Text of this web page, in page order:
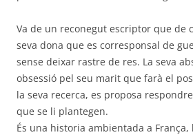
Va de un reconegut escriptor que de
seva dona que es corresponsal de
sense deixar rastre de res. La seva
obsessió pel seu marit que farà el
la seva recerca, es proposa
que se li plantegen.
És una historia ambientada a França,